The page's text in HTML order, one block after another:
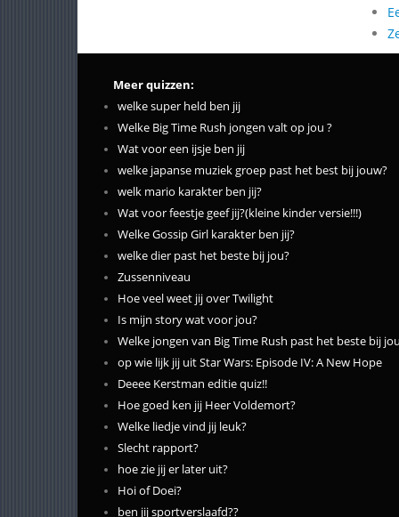
Meer quizzen:
welke super held ben jij
Welke Big Time Rush jongen valt op jou ?
Wat voor een ijsje ben jij
welke japanse muziek groep past het best bij jouw?
welk mario karakter ben jij?
Wat voor feestje geef jij?(kleine kinder versie!!!)
Welke Gossip Girl karakter ben jij?
welke dier past het beste bij jou?
Zussenniveau
Hoe veel weet jij over Twilight
Is mijn story wat voor jou?
Welke jongen van Big Time Rush past het beste bij
op wie lijk jij uit Star Wars: Episode IV: A New Hope
Deeee Kerstman editie quiz!!
Hoe goed ken jij Heer Voldemort?
Welke liedje vind jij leuk?
Slecht rapport?
hoe zie jij er later uit?
Hoi of Doei?
ben jij sportverslaafd??